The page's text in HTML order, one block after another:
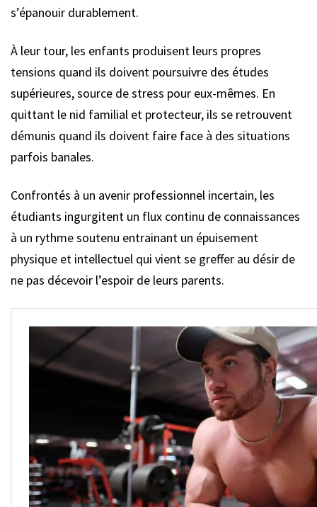
s’épanouir durablement.
À leur tour, les enfants produisent leurs propres
tensions quand ils doivent poursuivre des études
supérieures, source de stress pour eux-mêmes. En
quittant le nid familial et protecteur, ils se retrouvent
démunis quand ils doivent faire face à des situations
parfois banales.
Confrontés à un avenir professionnel incertain, les
étudiants ingurgitent un flux continu de connaissances
à un rythme soutenu entrainant un épuisement
physique et intellectuel qui vient se greffer au désir de
ne pas décevoir l’espoir de leurs parents.